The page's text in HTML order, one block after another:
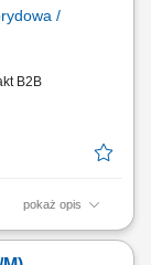
/
B2B
pokaż opis
która da Ci